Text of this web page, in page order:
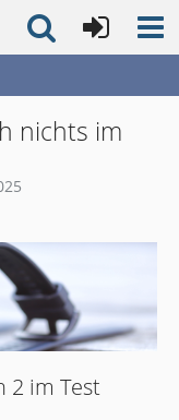
nichts im
2 im Test